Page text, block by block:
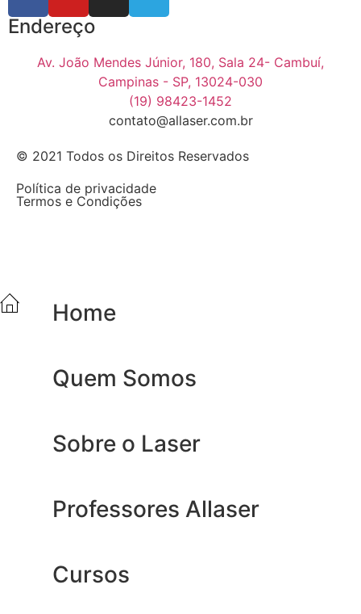
Endereço
Av. João Mendes Júnior, 180, Sala 24- Cambuí,
Campinas - SP, 13024-030
(19) 98423-1452
contato@allaser.com.br
© 2021 Todos os Direitos Reservados
Política de privacidade
Termos e Condições
Home
Quem Somos
Sobre o Laser
Professores Allaser
Cursos